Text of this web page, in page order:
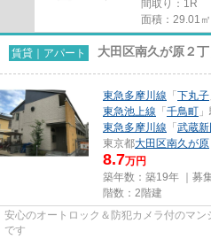
間取り：1R
面積：29.01㎡
賃貸｜アパート 大田区南久が原２
東急多摩川線 「 下丸子
東急池上線 「 千鳥町
東急多摩川線 「 武蔵新
東京都大田区南久が原
8.7万円
築年数：築19年 ｜募
階数：2階建
安心のオートロック＆防犯カメラ付のマ
です